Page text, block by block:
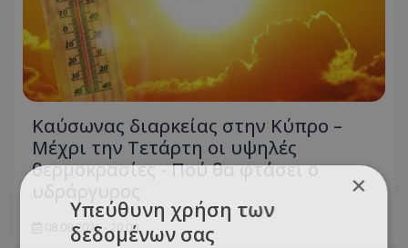
Καύσωνας διαρκείας στην Κύπρο –
Μέχρι την Τετάρτη οι υψηλές
θερμοκρασίες - Πού θα φτάσει ο
08.08.2026 - 20:00
×
Υπεύθυνη χρήση των
δεδομένων σας